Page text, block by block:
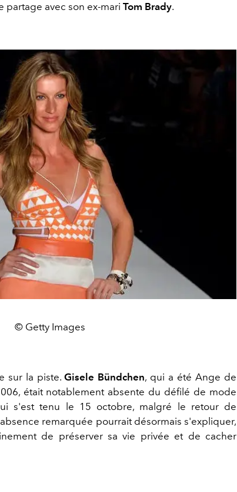
partage avec son ex-mari Tom Brady.
© Getty Images
sur la piste.Gisele Bündchen, qui a été Ange de
était notablement absente du défilé de mode
s'est tenu le 15 octobre, malgré le retour de
remarquée pourrait désormais s'expliquer,
de préserver sa vie privée et de cacher